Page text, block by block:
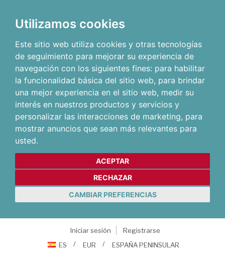
Utilizamos cookies
Este sitio web utiliza cookies y otras tecnologías
de seguimiento para mejorar su experiencia de
navegación con los siguientes fines: para habilitar
la funcionalidad básica del sitio web, para brindar
una mejor experiencia en el sitio web, medir su
interés en nuestros productos y servicios y
personalizar las interacciones de marketing, para
mostrar anuncios que sean más relevantes para
usted.
ACEPTAR
RECHAZAR
CAMBIAR PREFERENCIAS
Iniciar sesión
Registrarse
ES
EUR ESPAÑA PENINSULAR